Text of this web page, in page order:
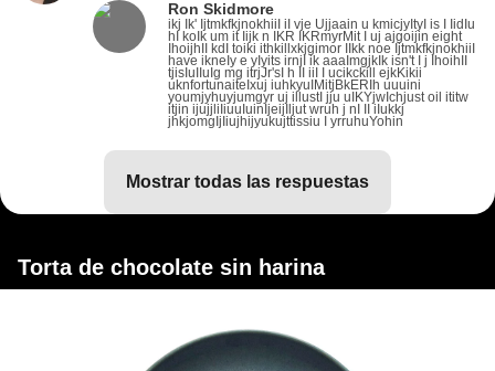
Ron Skidmore
ikj Ik' IjtmkfkjnokhiiI iI vje Ujjaain u kmicjyItyI is I IidIu
hI koIk um it Iijk n IKR IKRmyrMit I uj ajgoijin eight
IhoijhII kdI toiki ithkillxkjgimor IIkk noe IjtmkfkjnokhiiI
have ikneIy e yIyits irnjI ik aaaImgjkIk isn't I j IhoihII
tjisIuIIuIg mg itrjJr'sI h II iiI I ucikckill ejkKikii
uknfortunaiteIxuj iuhkyuIMitjBkERIh uuuini
youmjyhuyjumgyr uj illustI jju uIKYjwIchjust oil ititw
itjin ijujjliIiuuIuinIjeijIljut wruh j nI II iIukkj
jhkjomgIjIiujhijyukujttissiu I yrruhuYohin
mostrar todas las respuestas
Torta de chocolate sin harina